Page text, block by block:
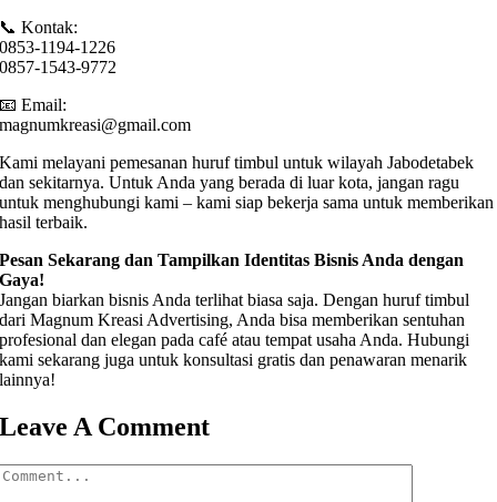
📞 Kontak:
0853-1194-1226
0857-1543-9772
📧 Email:
magnumkreasi@gmail.com
Kami melayani pemesanan huruf timbul untuk wilayah Jabodetabek
dan sekitarnya. Untuk Anda yang berada di luar kota, jangan ragu
untuk menghubungi kami – kami siap bekerja sama untuk memberikan
hasil terbaik.
Pesan Sekarang dan Tampilkan Identitas Bisnis Anda dengan
Gaya!
Jangan biarkan bisnis Anda terlihat biasa saja. Dengan huruf timbul
dari Magnum Kreasi Advertising, Anda bisa memberikan sentuhan
profesional dan elegan pada café atau tempat usaha Anda. Hubungi
kami sekarang juga untuk konsultasi gratis dan penawaran menarik
lainnya!
Leave A Comment